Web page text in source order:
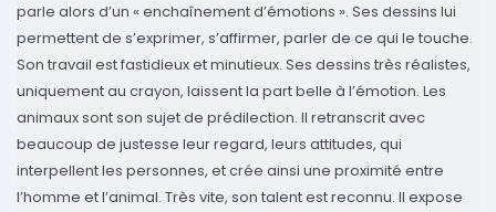
parle alors d’un « enchaînement d’émotions ». Ses dessins lui
permettent de s’exprimer, s’affirmer, parler de ce qui le touche.
Son travail est fastidieux et minutieux. Ses dessins très réalistes,
uniquement au crayon, laissent la part belle à l’émotion. Les
animaux sont son sujet de prédilection. Il retranscrit avec
beaucoup de justesse leur regard, leurs attitudes, qui
interpellent les personnes, et crée ainsi une proximité entre
l’homme et l’animal. Très vite, son talent est reconnu. Il expose